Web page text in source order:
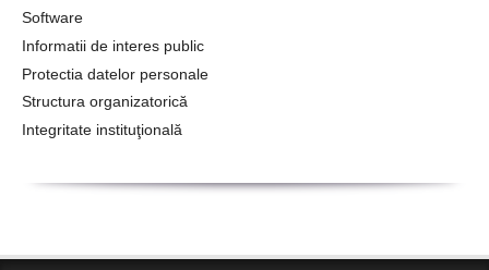
Software
Informatii de interes public
Protectia datelor personale
Structura organizatorică
Integritate instituţională